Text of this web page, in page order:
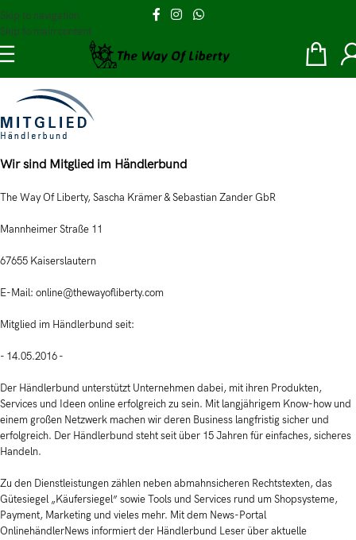
Skip to navigation
Skip to main content
Wir sind Mitglied im Händlerbund
The Way Of Liberty, Sascha Krämer & Sebastian Zander GbR
Mannheimer Straße 11
67655 Kaiserslautern
E-Mail: online@thewayofliberty.com
Mitglied im Händlerbund seit:
- 14.05.2016 -
Der Händlerbund unterstützt Unternehmen dabei, mit ihren Produkten,
Services und Ideen online erfolgreich zu sein. Mit langjährigem Know-how und
einem großen Netzwerk machen wir deren Business langfristig sicher und
erfolgreich. Der Händlerbund steht seit über 15 Jahren für einfaches, sicheres
Handeln.
Zu den Dienstleistungen zählen neben abmahnsicheren Rechtstexten, das
Gütesiegel „Käufersiegel” sowie Tools und Services rund um Shopsysteme,
Payment, Marketing und vieles mehr. Mit dem News-Portal
OnlinehändlerNews informiert der Händlerbund Leser über aktuelle